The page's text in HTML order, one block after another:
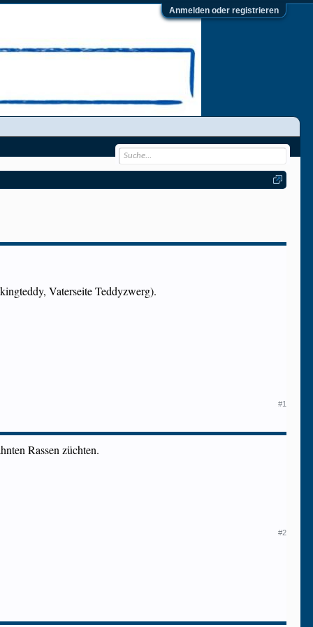
Anmelden oder registrieren
Vaterseite Teddyzwerg).
#1
Rassen züchten.
#2